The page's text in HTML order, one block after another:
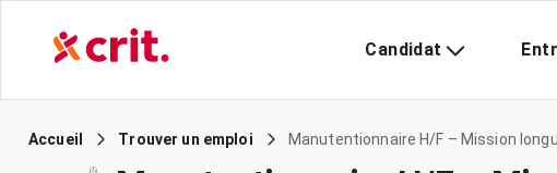
Candidat
Accueil Trouver un emploi Manutentionnaire H/F – Mission